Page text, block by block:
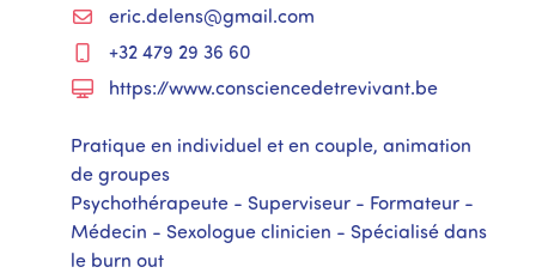
eric.delens@gmail.com
+32 479 29 36 60
https://www.consciencedetrevivant.be
Pratique en individuel et en couple, animation
de groupes
Psychothérapeute - Superviseur - Formateur -
Médecin - Sexologue clinicien - Spécialisé dans
le burn out